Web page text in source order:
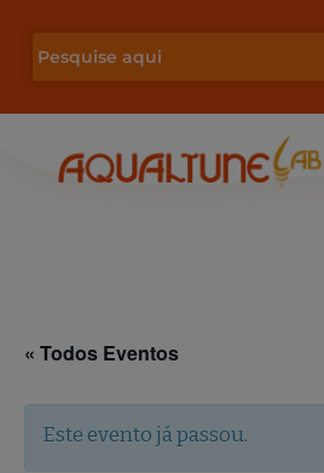
para
« Todos Eventos
Este evento já passou.